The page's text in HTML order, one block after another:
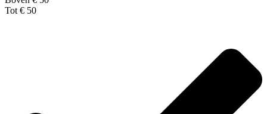
Tot € 50